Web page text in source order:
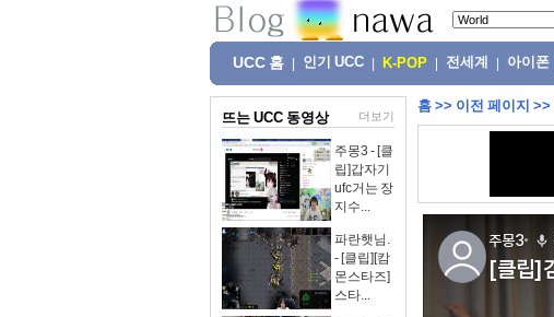
UCC 홈 인기 UCC K-POP 전세계 아이폰
뜨는 UCC 동영상 더보기
주몽3 - [클
립]갑자기
ufc거는 장
지수...
파란햇님.
- [클립][캄
몬스타즈]
스타...
홈 >> 이전 페이지 >>